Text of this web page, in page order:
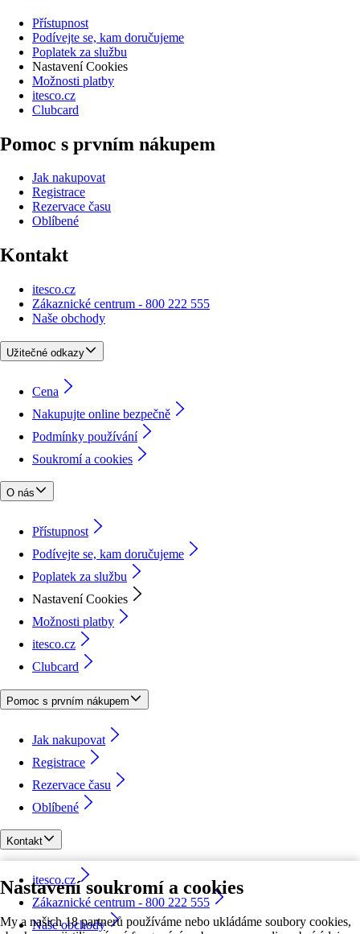
Nastavení soukromí a cookies
My a našich 18 partnerů používáme nebo ukládáme soubory cookies,
Přístupnost
Podívejte se, kam doručujeme
Poplatek za službu
Nastavení Cookies
Možnosti platby
itesco.cz
Clubcard
Pomoc s prvním nákupem
Jak nakupovat
Registrace
Rezervace času
Oblíbené
Kontakt
itesco.cz
Zákaznické centrum - 800 222 555
Naše obchody
Užitečné odkazy
Cena
Nakupujte online bezpečně
Podmínky používání
Soukromí a cookies
O nás
Přístupnost
Podívejte se, kam doručujeme
Poplatek za službu
Nastavení Cookies
Možnosti platby
itesco.cz
Clubcard
Pomoc s prvním nákupem
Jak nakupovat
Registrace
Rezervace času
Oblíbené
Kontakt
itesco.cz
Zákaznické centrum - 800 222 555
Naše obchody